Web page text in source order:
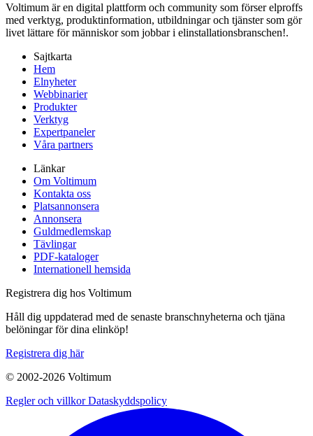
Voltimum är en digital plattform och community som förser elproffs
med verktyg, produktinformation, utbildningar och tjänster som gör
livet lättare för människor som jobbar i elinstallationsbranschen!.
Sajtkarta
Hem
Elnyheter
Webbinarier
Produkter
Verktyg
Expertpaneler
Våra partners
Länkar
Om Voltimum
Kontakta oss
Platsannonsera
Annonsera
Guldmedlemskap
Tävlingar
PDF-kataloger
Internationell hemsida
Registrera dig hos Voltimum
Håll dig uppdaterad med de senaste branschnyheterna och tjäna
belöningar för dina elinköp!
Registrera dig här
© 2002-2026 Voltimum
Regler och villkorDataskyddspolicy